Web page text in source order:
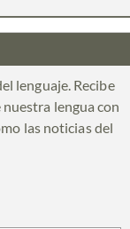
lenguaje. Recibe
lengua con
las noticias del